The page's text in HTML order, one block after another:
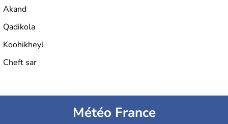
Akand
Qadikola
Koohikheyl
Cheft sar
Météo France